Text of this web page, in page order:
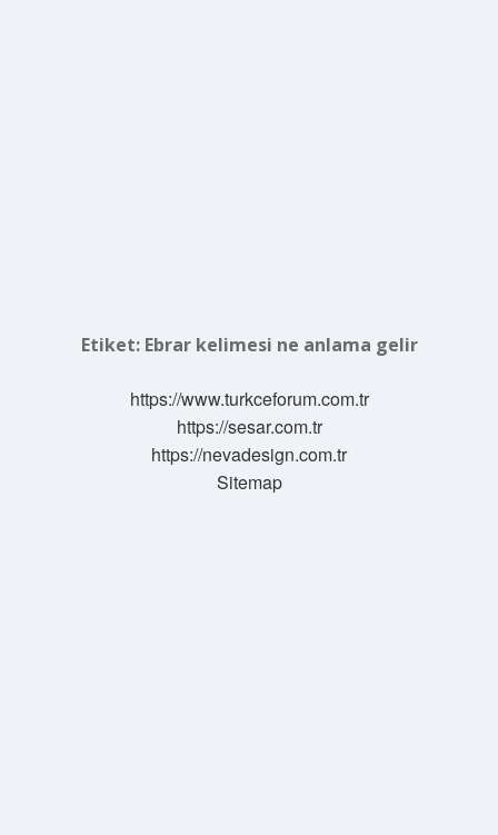
Etiket: Ebrar kelimesi ne anlama gelir
https://www.turkceforum.com.tr
https://sesar.com.tr
https://nevadesign.com.tr
Sitemap